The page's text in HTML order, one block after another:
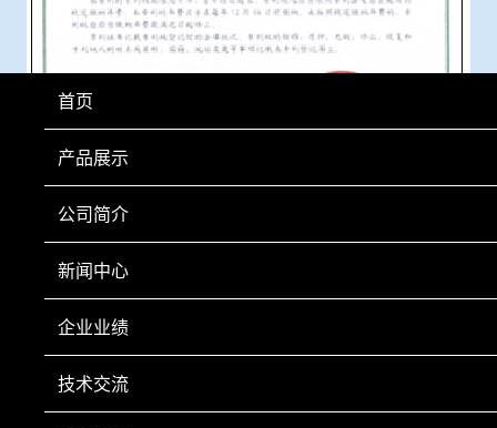
上一页
首页
产品展示
公司简介
新闻中心
企业业绩
技术交流